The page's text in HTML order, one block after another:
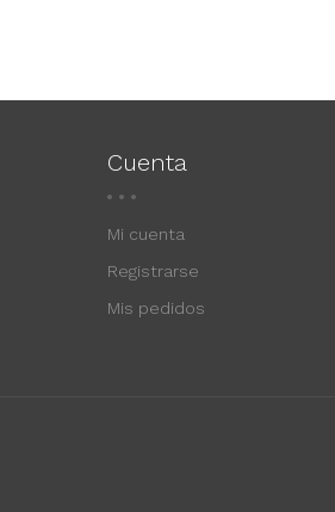
Cuenta
Mi cuenta
Registrarse
Mis pedidos